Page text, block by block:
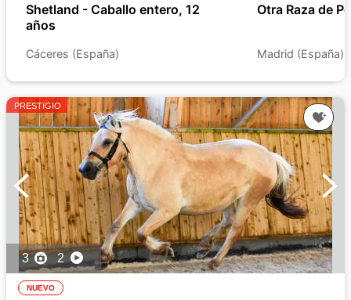
Shetland - Caballo entero, 12
años
Cáceres (España)
Otra Raza de
Madrid (España)
PRESTIGIO
3 2
NUEVO